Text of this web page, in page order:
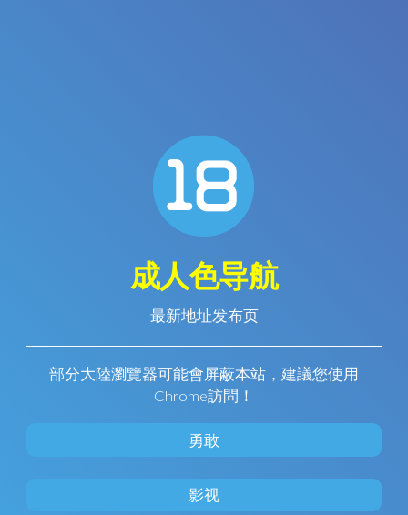
成人色导航
最新地址发布页
部分大陸瀏覽器可能會屏蔽本站，建議您使用
Chrome訪問！
勇敢
影视